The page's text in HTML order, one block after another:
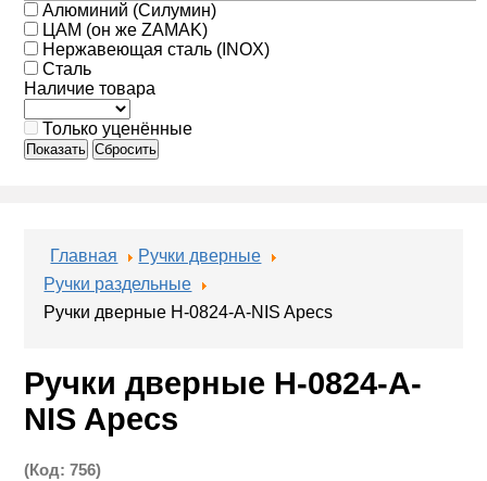
Алюминий (Силумин)
ЦАМ (он же ZAMAK)
Нержавеющая сталь (INOX)
Сталь
Наличие товара
Только уценённые
Показать Сбросить
Главная
Ручки дверные
Ручки раздельные
Ручки дверные H-0824-A-NIS Apecs
Ручки дверные H-0824-A-
NIS Apecs
(Код:756)